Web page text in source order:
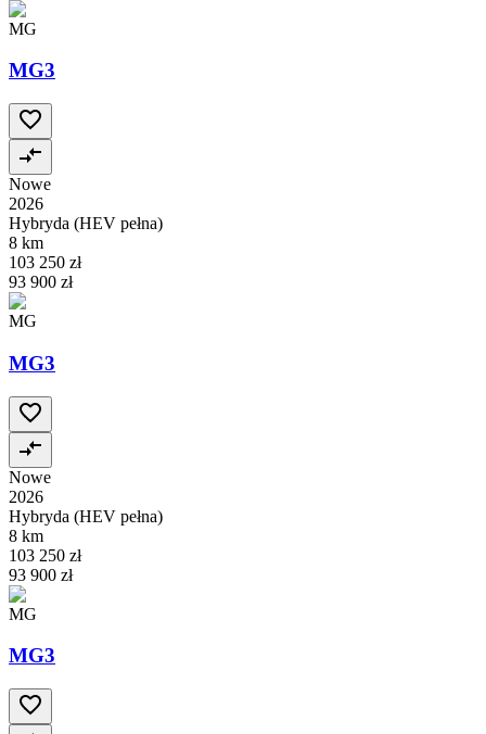
MG
MG3
Nowe
2026
Hybryda (HEV pełna)
8 km
103 250 zł
93 900 zł
MG
MG3
Nowe
2026
Hybryda (HEV pełna)
8 km
103 250 zł
93 900 zł
MG
MG3